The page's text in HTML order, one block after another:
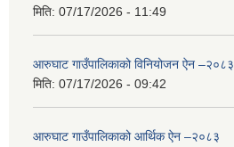
मिति: 07/17/2026 - 11:49
आरुघाट गाउँपालिकाको विनियोजन ऐन –२०८३
मिति: 07/17/2026 - 09:42
आरुघाट गाउँपालिकाको आर्थिक ऐन –२०८३